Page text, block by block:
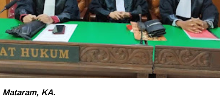
Mataram, KA.